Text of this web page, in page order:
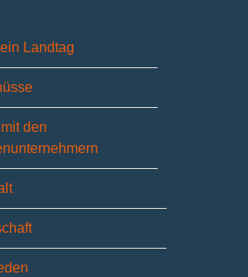
Landtag
den